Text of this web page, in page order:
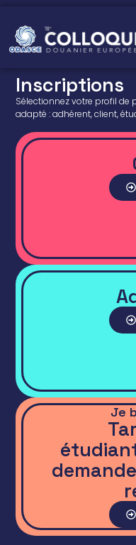
Inscriptions
Sélectionnez votre profil de
adapté : adhérent, client,
Je